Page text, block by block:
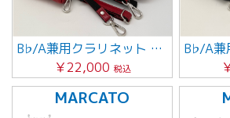
B♭/A兼用クラリネット コンパクトケース・ミニポーチ付（レッド）
￥22,000 税込
MARCATO